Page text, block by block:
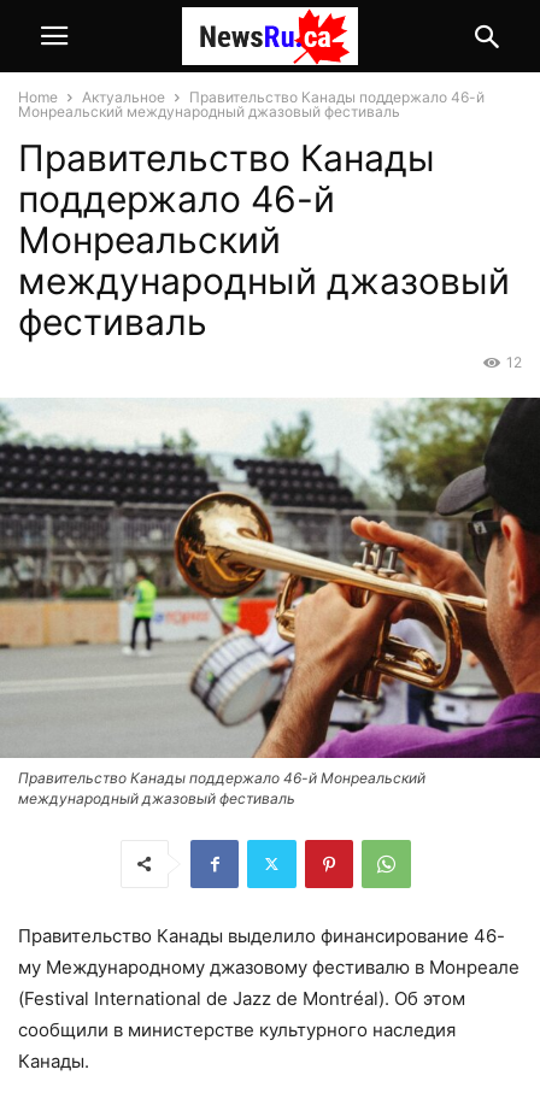
Home Актуальное
Правительство Канады поддержало 46-й
Монреальский международный джазовый фестиваль
Правительство Канады
поддержало 46-й
Монреальский
международный джазовый
фестиваль
12
Правительство Канады поддержало 46-й Монреальский
международный джазовый фестиваль
Правительство Канады выделило финансирование 46-
му Международному джазовому фестивалю в Монреале
(Festival International de Jazz de Montréal). Об этом
сообщили в министерстве культурного наследия
Канады.